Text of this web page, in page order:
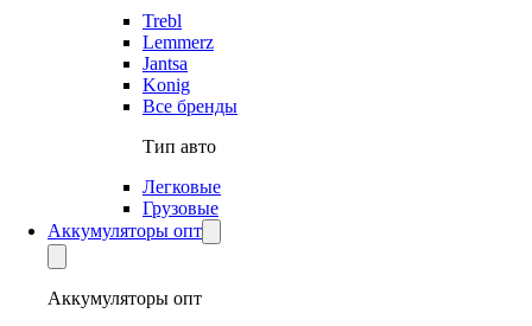
Trebl
Lemmerz
Jantsa
Konig
Все бренды
Тип авто
Легковые
Грузовые
Аккумуляторы опт
Аккумуляторы опт